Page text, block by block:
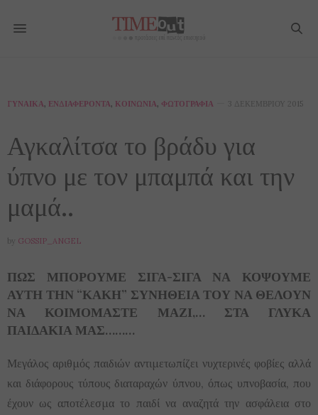
ΓΥΝΑΊΚΑ, ΕΝΔΙΑΦΈΡΟΝΤΑ, ΚΟΙΝΩΝΊΑ, ΦΩΤΟΓΡΑΦΊΑ 3 ΔΕΚΕΜΒΡΊΟΥ 2015
Αγκαλίτσα το βράδυ για
ύπνο με τον μπαμπά και την
μαμά..
by GOSSIP_ANGEL
ΠΩΣ ΜΠΟΡΟΥΜΕ ΣΙΓΑ-ΣΙΓΑ ΝΑ ΚΟΨΟΥΜΕ
ΑΥΤΗ ΤΗΝ “ΚΑΚΗ” ΣΥΝΗΘΕΙΑ ΤΟΥ ΝΑ ΘΕΛΟΥΝ
ΝΑ ΚΟΙΜΟΜΑΣΤΕ ΜΑΖΙ,… ΣΤΑ ΓΛΥΚΑ
ΠΑΙΔΑΚΙΑ ΜΑΣ………
Μεγάλος αριθμός παιδιών αντιμετωπίζει νυχτερινές φοβίες αλλά
και διάφορους τύπους διαταραχών ύπνου, όπως υπνοβασία, που
έχουν ως αποτέλεσμα το παιδί να αναζητά την ασφάλεια στο